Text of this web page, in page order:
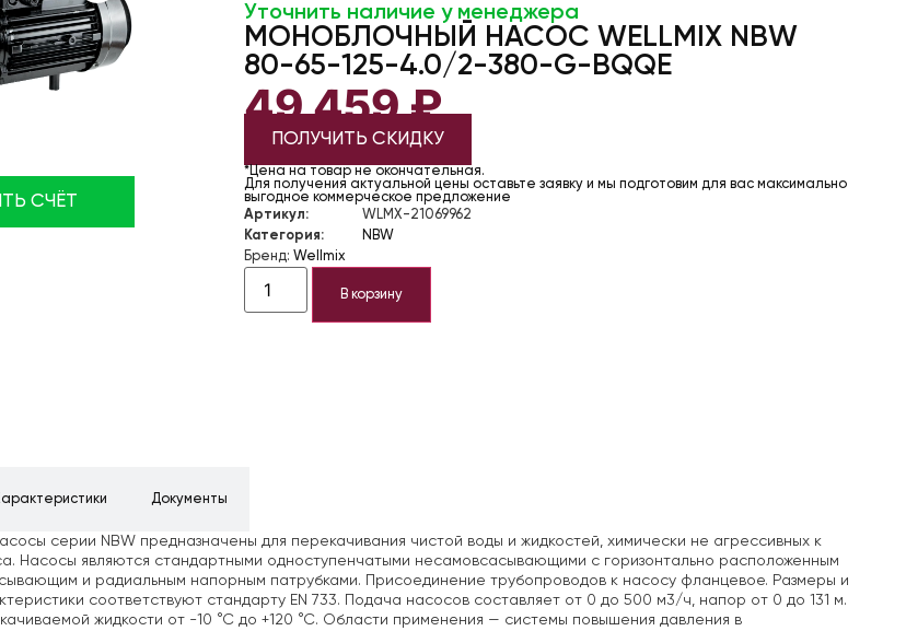
СЧЁТ
Уточнить наличие у менеджера
МОНОБЛОЧНЫЙ НАСОС WELLMIX NBW
80-65-125-4.0/2-380-G-BQQE
49 459₽
ПОЛУЧИТЬ СКИДКУ
*Цена на товар не окончательная.
Для получения актуальной цены оставьте заявку и мы подготовим для вас максимально
выгодное коммерческое предложение
Артикул:
WLMX-21069962
Категория:
NBW
Бренд: Wellmix
В корзину
Документы
серии NBW предназначены для перекачивания чистой воды и жидкостей, химически не агрессивных к
Насосы являются стандартными одноступенчатыми несамовсасывающими с горизонтально расположенным
и радиальным напорным патрубками. Присоединение трубопроводов к насосу фланцевое. Размеры и
соответствуют стандарту EN 733. Подача насосов составляет от 0 до 500 м3/ч, напор от 0 до 131 м.
жидкости от -10 °С до +120 °С. Области применения — системы повышения давления в